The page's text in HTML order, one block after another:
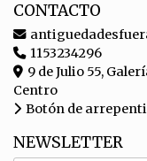
CONTACTO
1153234296
9 de Julio 55,
Centro
Botón de
NEWSLETTER